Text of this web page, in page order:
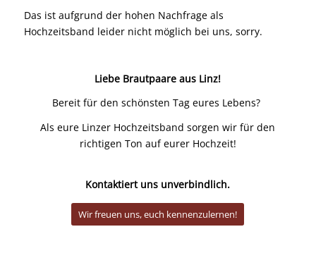
Das ist aufgrund der hohen Nachfrage als
Hochzeitsband leider nicht möglich bei uns, sorry.
Liebe Brautpaare aus Linz!
Bereit für den schönsten Tag eures Lebens?
Als eure Linzer Hochzeitsband sorgen wir für den
richtigen Ton auf eurer Hochzeit!
Kontaktiert uns unverbindlich.
Wir freuen uns, euch kennenzulernen!